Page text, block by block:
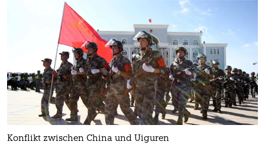
Konflikt zwischen China und Uiguren